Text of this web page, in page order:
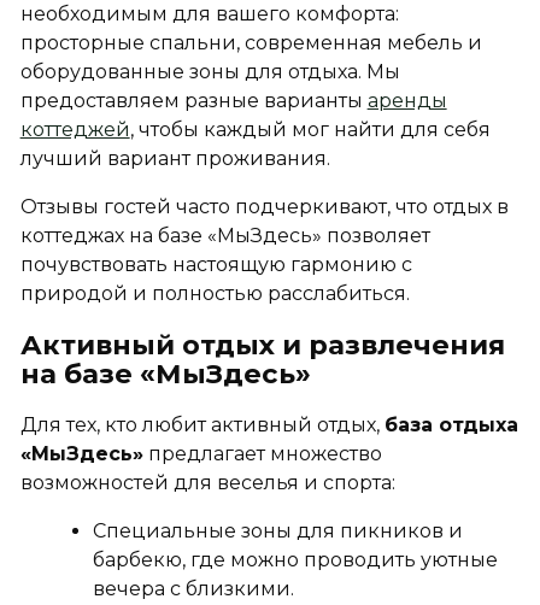
необходимым для вашего комфорта:
просторные спальни, современная мебель и
оборудованные зоны для отдыха. Мы
предоставляем разные варианты аренды
коттеджей, чтобы каждый мог найти для себя
лучший вариант проживания.
Отзывы гостей часто подчеркивают, что отдых в
коттеджах на базе «МыЗдесь» позволяет
почувствовать настоящую гармонию с
природой и полностью расслабиться.
Активный отдых и развлечения
на базе «МыЗдесь»
Для тех, кто любит активный отдых, база отдыха
«МыЗдесь»предлагает множество
возможностей для веселья и спорта:
Специальные зоны для пикников и
барбекю, где можно проводить уютные
вечера с близкими.